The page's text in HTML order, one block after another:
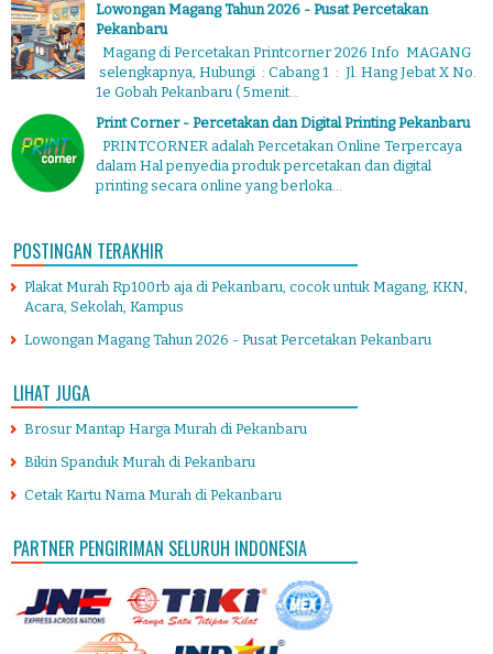
Lowongan Magang Tahun 2026 - Pusat Percetakan
Pekanbaru
Magang di Percetakan Printcorner 2026 Info MAGANG
selengkapnya, Hubungi : Cabang 1 : Jl. Hang Jebat X No.
1e Gobah Pekanbaru ( 5menit...
Print Corner - Percetakan dan Digital Printing Pekanbaru
PRINTCORNER adalah Percetakan Online Terpercaya
dalam Hal penyedia produk percetakan dan digital
printing secara online yang berloka...
POSTINGAN TERAKHIR
Plakat Murah Rp100rb aja di Pekanbaru, cocok untuk Magang, KKN,
Acara, Sekolah, Kampus
Lowongan Magang Tahun 2026 - Pusat Percetakan Pekanbaru
LIHAT JUGA
Brosur Mantap Harga Murah di Pekanbaru
Bikin Spanduk Murah di Pekanbaru
Cetak Kartu Nama Murah di Pekanbaru
PARTNER PENGIRIMAN SELURUH INDONESIA